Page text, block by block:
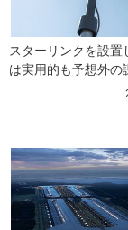
スターリンクを設置
は実用的も予想外